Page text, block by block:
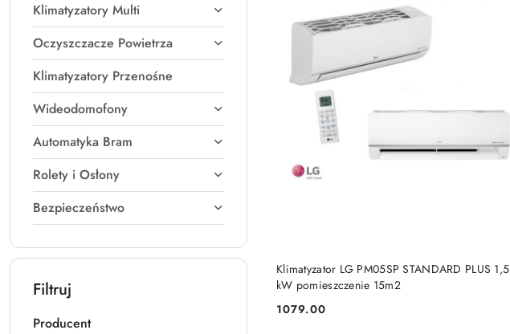
Klimatyzatory Multi
Oczyszczacze Powietrza
Klimatyzatory Przenośne
Wideodomofony
Automatyka Bram
Rolety i Osłony
Bezpieczeństwo
Filtruj
Producent
Klimatyzator LG PM05SP STANDARD PLUS 1,5
kW pomieszczenie 15m2
Cena:
1079.00